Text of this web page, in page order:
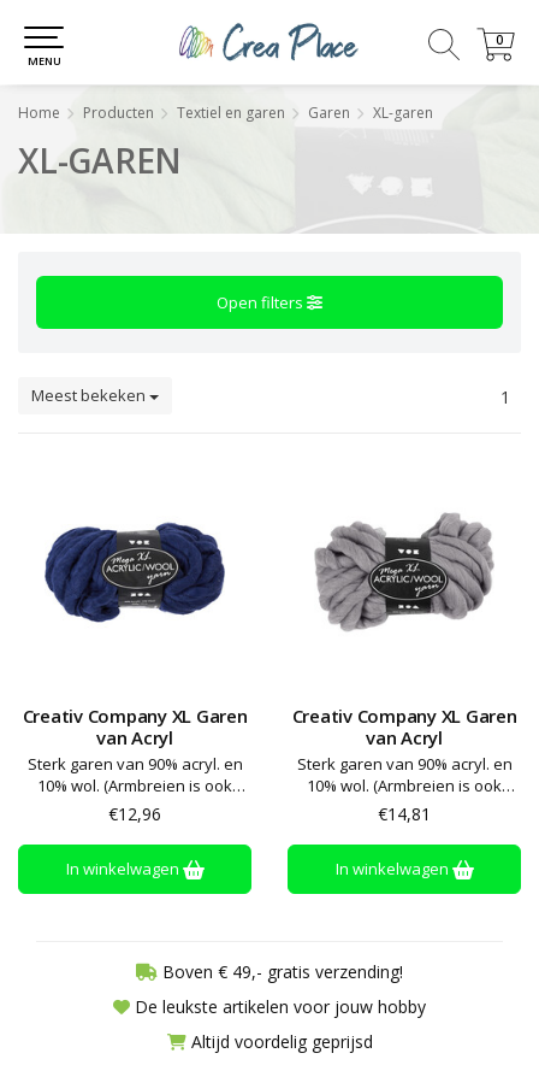
0
0
MENU
Home Producten Textiel en garen Garen XL-garen
XL-GAREN
Open filters
Meest bekeken 1
Creativ Company XL Garen
van Acryl
Sterk garen van 90% acryl. en
10% wol. (Armbreien is ook
mogelijk). Kwaliteit doet denken
aan ongesponnen garen en
daarom kunnen vezels /
vonken gemakkelijk
voorkomen. Na het wassen
€12,96
In winkelwagen
Creativ Company XL Garen
van Acryl
Sterk garen van 90% acryl. en
10% wol. (Armbreien is ook
mogelijk). Kwaliteit doet denken
aan ongesponnen garen en
daarom kunnen vezels /
vonken gemakkelijk
voorkomen. Na het wassen
€14,81
In winkelwagen
Boven € 49,- gratis verzending!
De leukste artikelen voor jouw hobby
Altijd voordelig geprijsd